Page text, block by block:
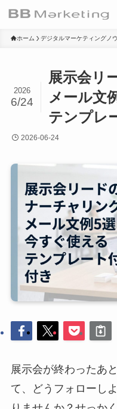
ホーム デジタルマーケティングノ
展示会リ
メール文
テンプレ
2026
6/24
2026-06-24
展示会が終わったあ
て、どうフォローし